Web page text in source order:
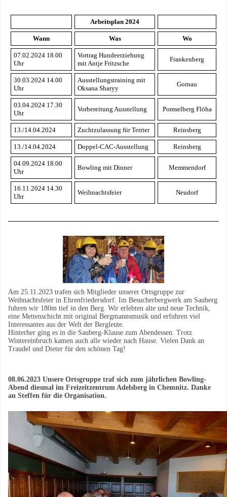
Arbeitsplan 2024
Wann Was Wo
07.02.2024 18.00
Uhr
Vortrag Hundeerziehung
mit Antje Fritzsche
Frankenberg
30.03.2024 14.00
Uhr
Ausstellungstraining mit
Oksana Sharyy
Gornau
03.04.2024 17.30
Uhr
Vorbereitung Ausstellung Pomselberg Flöha
13./14.04.2024 Zuchtzulassung für Terrier Reinsberg
13./14.04.2024 Doppel-CAC-Ausstellung Reinsberg
04.09.2024 18.00
Uhr
Bowling mit Dinner Memmendorf
16.11.2024 14.30
Uhr
Weihnachtsfeier Neudorf
Am 25.11.2023 trafen sich Mitglieder unserer Ortsgruppe zur
Weihnachtsfeier in Ehrenfriedersdorf. Im Besucherbergwerk am Sauberg
fuhren wir 180m tief in den Berg. Wir erlebten alte und neue Technik,
eine Mettenschicht mit original Bergmannsmusik und erfuhren viel
Interessantes aus der Welt der Bergleute.
Hinterher ging es in die Sauberg-Klause zum Abendessen. Trotz
Wintereinbruch kamen auch alle wieder nach Hause. Vielen Dank an
Traudel und Dieter für den schönen Tag!
Weihnachtsfeier
08.06.2023 Unsere Ortsgruppe traf sich zum jährlichen Bowling-
Abend diesmal im Freizeitzentrum Adelsberg in Chemnitz. Danke
an Steffen für die Organisation.